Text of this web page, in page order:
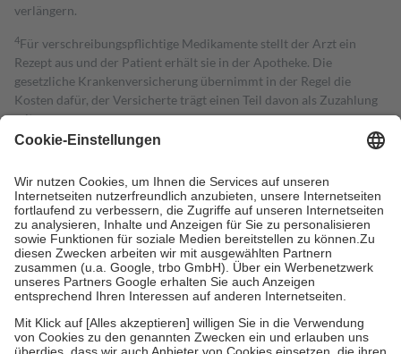
verlängern.
4Für verschreibungspflichtige Medikamente stellt der Arzt ein
Rezept aus und der Patient erhält sie in der Apotheke. Die
gesetzliche Krankenversicherung übernimmt in der Regel die
Kosten dafür, der Versicherte trägt einen Teil davon als Zuzahlung
mit.
Grundsätzlich leisten Mitglieder Zuzahlungen in Höhe von zehn
höchstens zehn Euro.
Es sind jedoch nie mehr als die tatsächlichen
Kosten der Leistung zu entrichten.
Diese Regeln gelten grundsätzlich auch für Online-Apotheken.
Bei Heilmitteln und häuslicher Krankenpflege beträgt die
Zuzahlung zehn Prozent der Kosten sowie zehn Euro je
Verordnung.
Um das Engagement der Versicherten für ihre eigene Gesundheit zu
stärken und die besondere Stellung der Familie zu unterstützen,
fallenkeine Zuzahlungenan bei:
• Kindern und Jugendlichen bis zum vollendeten 18. Lebensjahr